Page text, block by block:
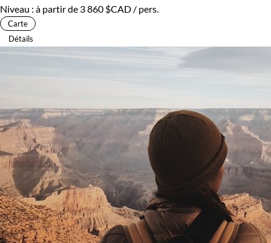
Niveau : à partir de 3 860 $CAD / pers.
Carte
Détails